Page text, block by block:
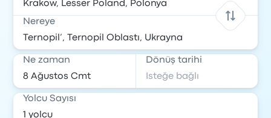
Nereye
Ne zaman Dönüş tarihi
Yolcu Sayısı